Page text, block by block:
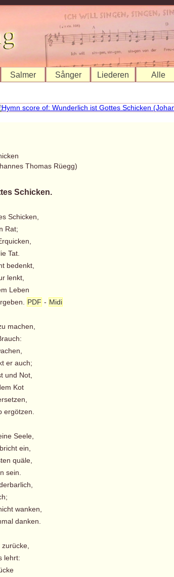
Salmer Sånger Liederen Alle
Thomas Rüegg)
Schicken.
Schicken,
Rat;
Tat.
bedenkt,
lenkt,
Leben
PDF - Midi
machen,
er auch;
und Not,
Kot
ergötzen.
Seele,
ein,
quäle,
sein.
wanken,
danken.
lehrt: